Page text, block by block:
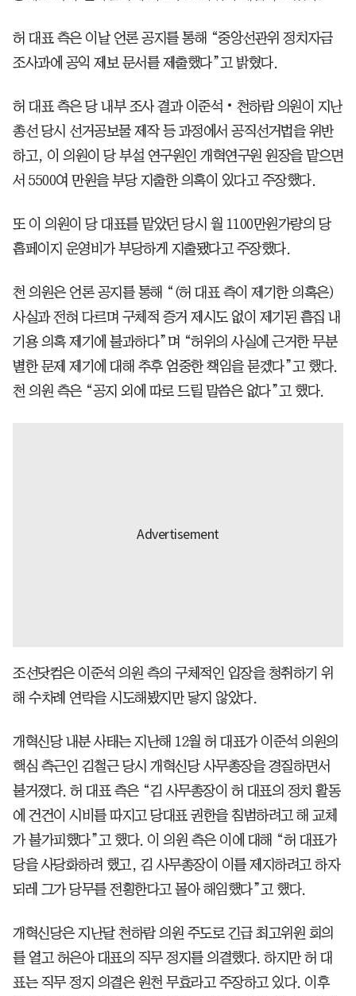
허 대표 측은 이날 언론 공지를 통해 “중앙선관위 정치자금
조사과에 공익 제보 문서를 제출했다”고 밝혔다.
허 대표 측은 당 내부 조사 결과 이준석‧천하람 의원이 지난
총선 당시 선거공보물 제작 등 과정에서 공직선거법을 위반
하고, 이 의원이 당 부설 연구원인 개혁연구원 원장을 맡으면
서 5500여 만원을 부당 지출한 의혹이 있다고 주장했다.
또 이 의원이 당 대표를 맡았던 당시 월 1100만원가량의 당
홈페이지 운영비가 부당하게 지출됐다고 주장했다.
천 의원은 언론 공지를 통해 “(허 대표 측이 제기한 의혹은)
사실과 전혀 다르며 구체적 증거 제시도 없이 제기된 흠집 내
기용 의혹 제기에 불과하다”며 “허위의 사실에 근거한 무분
별한 문제 제기에 대해 추후 엄중한 책임을 묻겠다”고 했다.
천 의원 측은 “공지 외에 따로 드릴 말씀은 없다”고 했다.
조선닷컴은 이준석 의원 측의 구체적인 입장을 청취하기 위
해 수차례 연락을 시도해봤지만 닿지 않았다.
개혁신당 내분 사태는 지난해 12월 허 대표가 이준석 의원의
핵심 측근인 김철근 당시 개혁신당 사무총장을 경질하면서
불거졌다. 허 대표 측은 “김 사무총장이 허 대표의 정치 활동
에 건건이 시비를 따지고 당대표 권한을 침범하려고 해 교체
가 불가피했다”고 했다. 이 의원 측은 이에 대해 “허 대표가
당을 사당화하려 했고, 김 사무총장이 이를 제지하려고 하자
되레 그가 당무를 전횡한다고 몰아 해임했다”고 했다.
개혁신당은 지난달 천하람 의원 주도로 긴급 최고위원 회의
를 열고 허은아 대표의 직무 정지를 의결했다. 하지만 허 대
표는 직무 정지 의결은 원천 무효라고 주장하고 있다. 이후